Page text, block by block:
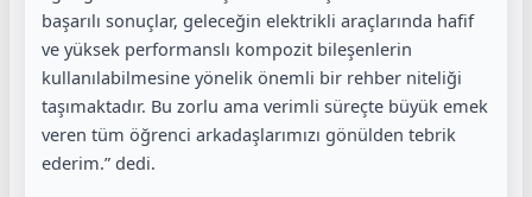
başarılı sonuçlar, geleceğin elektrikli araçlarında hafif
ve yüksek performanslı kompozit bileşenlerin
kullanılabilmesine yönelik önemli bir rehber niteliği
taşımaktadır. Bu zorlu ama verimli süreçte büyük emek
veren tüm öğrenci arkadaşlarımızı gönülden tebrik
ederim.” dedi.